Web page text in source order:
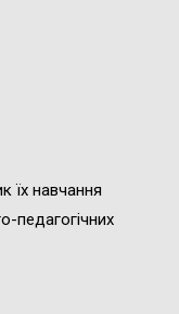
їх навчання
педагогічних